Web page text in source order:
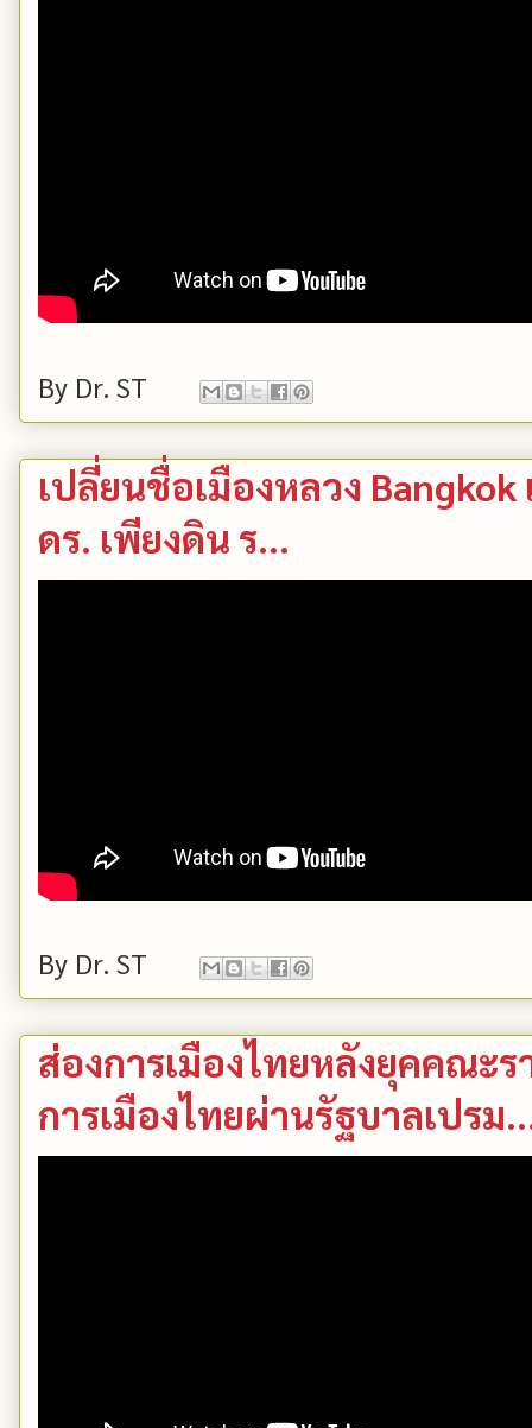
By Dr. ST
เปลี่ยนชื่อเมืองหลวง
ดร. เพียงดิน ร...
By Dr. ST
ส่องการเมืองไทยหลังยุคคณะ
การเมืองไทยผ่านรัฐบาลเปรม